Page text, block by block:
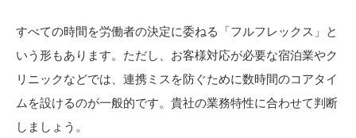
すべての時間を労働者の決定に委ねる「フルフレックス」と
いう形もあります。ただし、お客様対応が必要な宿泊業やク
リニックなどでは、連携ミスを防ぐために数時間のコアタイ
ムを設けるのが一般的です。貴社の業務特性に合わせて判断
しましょう。